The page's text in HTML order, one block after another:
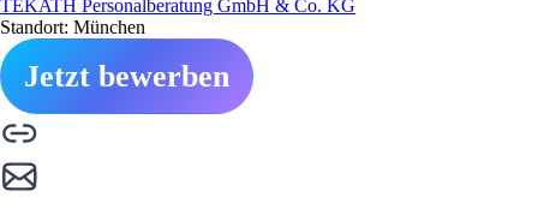
TEKATH Personalberatung GmbH & Co. KG
Standort: München
Jetzt bewerben